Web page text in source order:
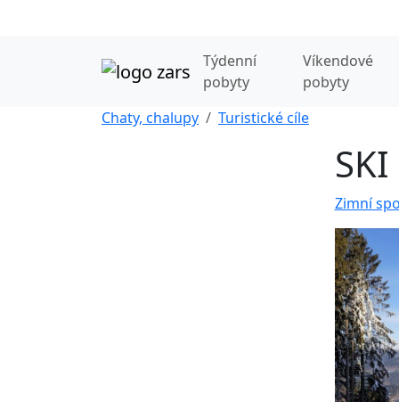
Týdenní
pobyty
Víkendové
pobyty
Chaty, chalupy
Turistické cíle
Zimní